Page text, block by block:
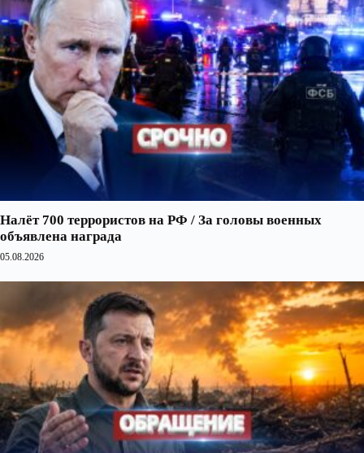
Налёт 700 террористов на РФ / За головы военных
объявлена награда
05.08.2026